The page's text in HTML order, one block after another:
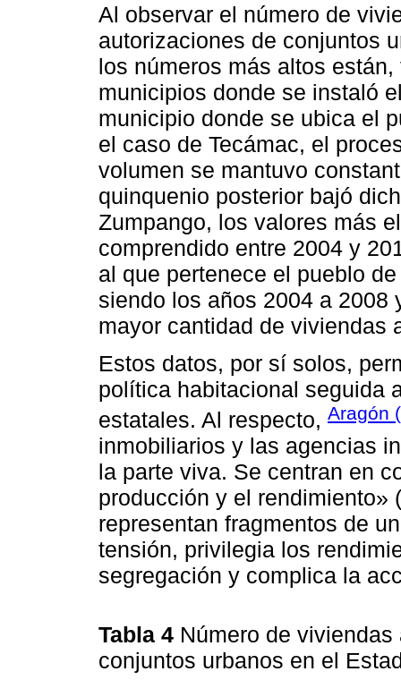
Al observar el número de
autorizaciones de conjuntos
los números más altos
municipios donde se instaló
municipio donde se ubica el
el caso de Tecámac, el
volumen se mantuvo
quinquenio posterior bajó
Zumpango, los valores más
comprendido entre 2004 y
al que pertenece el pueblo
siendo los años 2004 a 2008
mayor cantidad de viviendas
Estos datos, por sí solos,
política habitacional seguida
estatales. Al respecto, Aragón
inmobiliarios y las agencias
la parte viva. Se centran en
producción y el rendimiento»
representan fragmentos de
tensión, privilegia los
segregación y complica la
Tabla 4 Número de
conjuntos urbanos en el